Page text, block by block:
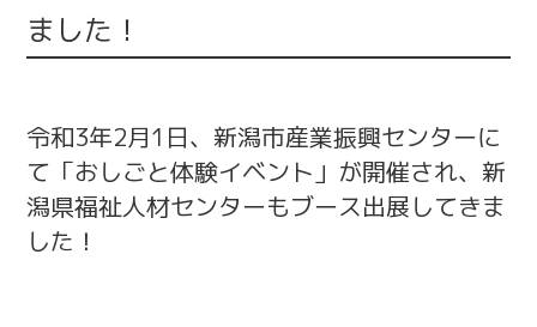
ました！
令和3年2月1日、新潟市産業振興センターに
て「おしごと体験イベント」が開催され、新
潟県福祉人材センターもブース出展してきま
した！